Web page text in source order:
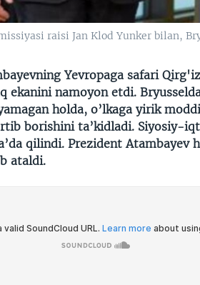
raisi Jan Klod Yunker bilan,
Yevropaga safari
ekanini namoyon etdi.
holda, o’lkaga yirik
borishini ta’kidladi. Siyosiy-
qilindi. Prezident Atambayev
ataldi.